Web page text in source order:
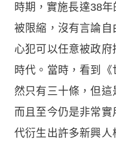
時期，實施長達38
被限縮，沒有言論自
心犯可以任意被政
時代。當時，看到
然只有三十條，但這
而且至今仍是非常
代衍生出許多新興